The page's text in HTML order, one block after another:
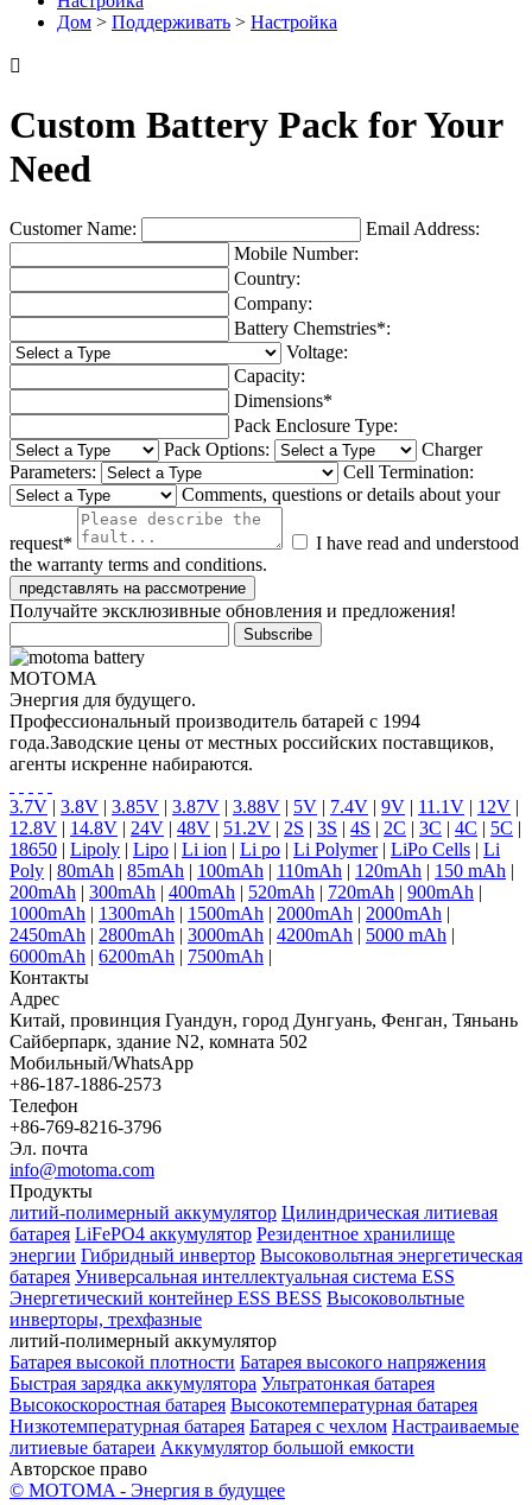
Дом > Поддерживать > Настройка

Custom Battery Pack for Your
Need
Customer Name:
Email Address:
Mobile Number:
Country:
Company:
Battery Chemstries*:
Voltage:
Capacity:
Dimensions*
Pack Enclosure Type:
Pack Options:
Charger
Parameters:
Cell Termination:
Comments, questions or details about your
request*
I have read and understood
the warranty terms and conditions.
Получайте эксклюзивные обновления и предложения!
MOTOMA
Энергия для будущего.
Профессиональный производитель батарей с 1994
года.Заводские цены от местных российских поставщиков,
агенты искренне набираются.
3.7V | 3.8V | 3.85V | 3.87V | 3.88V | 5V | 7.4V | 9V | 11.1V | 12V |
12.8V | 14.8V | 24V | 48V | 51.2V | 2S | 3S | 4S | 2C | 3C | 4C | 5C |
18650 | Lipoly | Lipo | Li ion | Li po | Li Polymer| LiPo Cells | Li
Poly | 80mAh | 85mAh | 100mAh | 110mAh | 120mAh | 150 mAh |
200mAh | 300mAh | 400mAh | 520mAh | 720mAh | 900mAh |
1000mAh | 1300mAh | 1500mAh | 2000mAh | 2000mAh |
2450mAh | 2800mAh | 3000mAh | 4200mAh | 5000 mAh |
6000mAh | 6200mAh | 7500mAh |
Контакты
Адрес
Китай, провинция Гуандун, город Дунгуань, Фенган, Тяньань
Сайберпарк, здание N2, комната 502
Мобильный/WhatsApp
+86-187-1886-2573
Телефон
+86-769-8216-3796
Эл. почта
info@motoma.com
Продукты
литий-полимерный аккумулятор Цилиндрическая литиевая
батарея LiFePO4 аккумулятор Резидентное хранилище
энергии Гибридный инвертор Высоковольтная энергетическая
батарея Универсальная интеллектуальная система ESS
Энергетический контейнер ESS BESS Высоковольтные
инверторы, трехфазные
литий-полимерный аккумулятор
Батарея высокой плотности Батарея высокого напряжения
Быстрая зарядка аккумулятора Ультратонкая батарея
Высокоскоростная батарея Высокотемпературная батарея
Низкотемпературная батарея Батарея с чехлом Настраиваемые
литиевые батареи Аккумулятор большой емкости
Авторское право
© MOTOMA - Энергия в будущее